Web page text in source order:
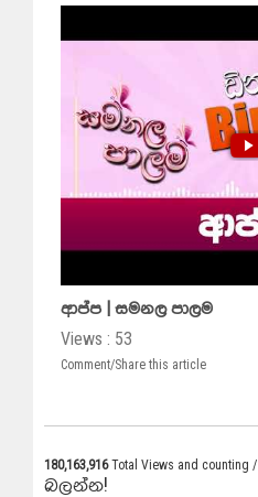
ආප්ප | සමනල පාලම
Views : 53
Comment/Share this article
180,163,916Total Views and counting /
බලන්න!